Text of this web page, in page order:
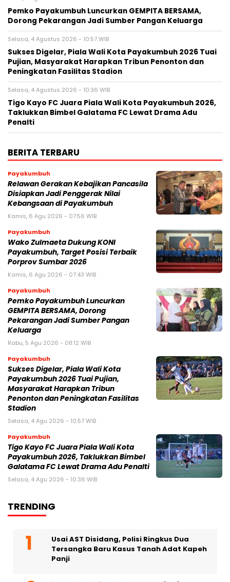
Pemko Payakumbuh Luncurkan GEMPITA BERSAMA,
Dorong Pekarangan Jadi Sumber Pangan Keluarga
Selasa, 4 Agustus 2026 - 10:57 WIB
Sukses Digelar, Piala Wali Kota Payakumbuh 2026 Tuai
Pujian, Masyarakat Harapkan Tribun Penonton dan
Peningkatan Fasilitas Stadion
Selasa, 4 Agustus 2026 - 10:36 WIB
Tigo Kayo FC Juara Piala Wali Kota Payakumbuh 2026,
Taklukkan Bimbel Galatama FC Lewat Drama Adu
Penalti
BERITA TERBARU
Payakumbuh
Relawan Gerakan Kebajikan Pancasila
Disiapkan Jadi Penggerak Nilai
Kebangsaan di Payakumbuh
Kamis, 6 Agu 2026 - 07:56 WIB
Payakumbuh
Wako Zulmaeta Dukung KONI
Payakumbuh, Target Posisi Terbaik
Porprov Sumbar 2026
Kamis, 6 Agu 2026 - 07:43 WIB
Payakumbuh
Pemko Payakumbuh Luncurkan
GEMPITA BERSAMA, Dorong
Pekarangan Jadi Sumber Pangan
Keluarga
Rabu, 5 Agu 2026 - 08:12 WIB
Payakumbuh
Sukses Digelar, Piala Wali Kota
Payakumbuh 2026 Tuai Pujian,
Masyarakat Harapkan Tribun
Penonton dan Peningkatan Fasilitas
Stadion
Selasa, 4 Agu 2026 - 10:57 WIB
Payakumbuh
Tigo Kayo FC Juara Piala Wali Kota
Payakumbuh 2026, Taklukkan Bimbel
Galatama FC Lewat Drama Adu Penalti
Selasa, 4 Agu 2026 - 10:36 WIB
TRENDING
Usai AST Disidang, Polisi Ringkus Dua
Tersangka Baru Kasus Tanah Adat Kapeh
Panji